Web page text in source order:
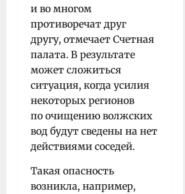
и во многом
противоречат друг
другу, отмечает Счетная
палата. В результате
может сложиться
ситуация, когда усилия
некоторых регионов
по очищению волжских
вод будут сведены на нет
действиями соседей.
Такая опасность
возникла, например,